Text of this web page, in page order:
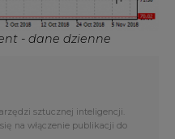
- dane dzienne
sztucznej inteligencji.
na włączenie publikacji do